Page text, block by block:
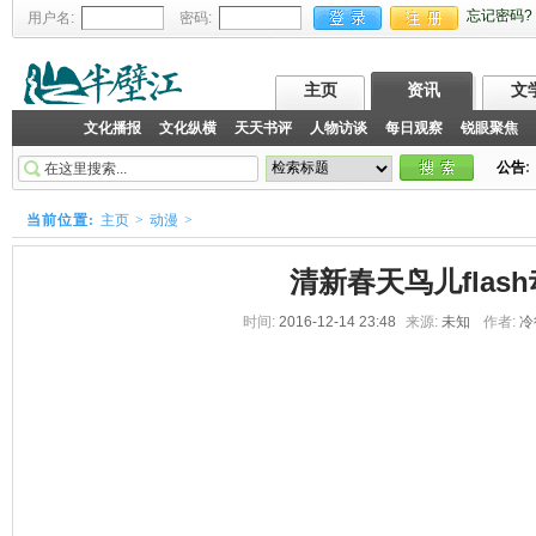
用户名: 密码: 忘记密码?
主页 资讯 文
文化播报 文化纵横 天天书评 人物访谈 每日观察 锐眼聚焦
公告:
当前位置: 主页 > 动漫 >
清新春天鸟儿flash
时间: 2016-12-14 23:48 来源: 未知 作者: